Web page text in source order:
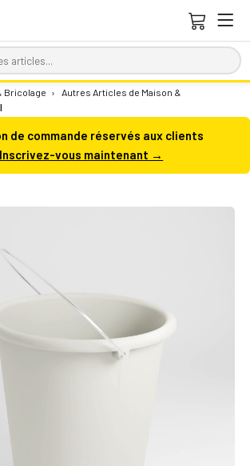
Bricolage ›
Autres Articles de Maison &
de commande réservés aux clients
Inscrivez-vous maintenant →